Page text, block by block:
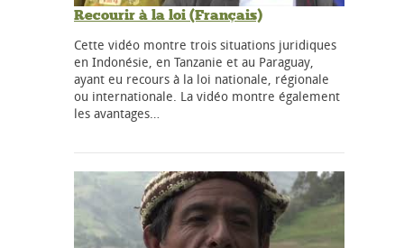
Recourir à la loi (Français)
Cette vidéo montre trois situations juridiques
en Indonésie, en Tanzanie et au Paraguay,
ayant eu recours à la loi nationale, régionale
ou internationale. La vidéo montre également
les avantages…